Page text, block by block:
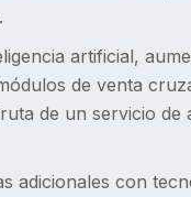
artificial,
de venta
de un servicio
adicionales con